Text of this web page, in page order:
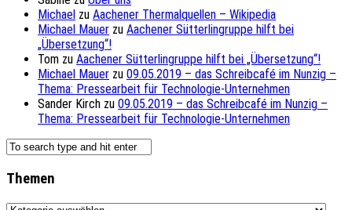
Michael zu Aachener Thermalquellen – Wikipedia
Michael Mauer zu Aachener Sütterlingruppe hilft bei
„Übersetzung“!
Tom zu Aachener Sütterlingruppe hilft bei „Übersetzung“!
Michael Mauer zu 09.05.2019 – das Schreibcafé im Nunzig –
Thema: Pressearbeit für Technologie-Unternehmen
Sander Kirch zu 09.05.2019 – das Schreibcafé im Nunzig –
Thema: Pressearbeit für Technologie-Unternehmen
Themen